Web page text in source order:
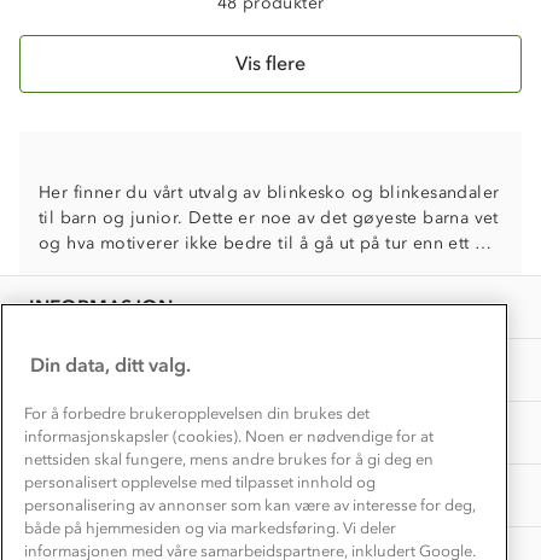
Vis flere
Her finner du vårt utvalg av blinkesko og blinkesandaler
til barn og junior. Dette er noe av det gøyeste barna vet
og hva motiverer ikke bedre til å gå ut på tur enn ett par
INFORMASJON
Kontakt oss
Konkurransevinnere
Våre butikker
Bedrift, barnehage og SFO
Presse
OM OSS
Materialer
Personvern
Samarbeide med oss?
TIPS OG RÅD
Dette trenger du til barnehagen
Vask og vedlikehold
Store størrelser
Turmat oppskrifter
Beredskap
AKTIVITETER
Norgesferie 🇳🇴
Få turinspirasjon og tips her⛰
Overnatte utendørs⛺
Leirskole 🥾
Barnehageansatt
Tips til hyttetur
Din data, ditt valg.
For å forbedre brukeropplevelsen din brukes det
informasjonskapsler (cookies). Noen er nødvendige for at
nettsiden skal fungere, mens andre brukes for å gi deg en
personalisert opplevelse med tilpasset innhold og
personalisering av annonser som kan være av interesse for deg,
både på hjemmesiden og via markedsføring. Vi deler
informasjonen med våre samarbeidspartnere, inkludert Google.